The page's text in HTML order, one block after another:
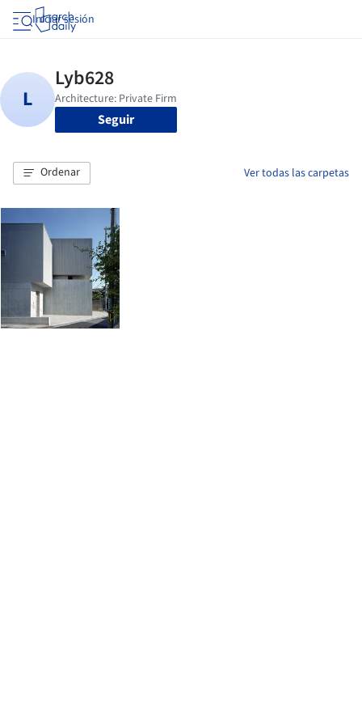
Iniciar sesión
Seguir
Ordenar Ver todas las carpetas